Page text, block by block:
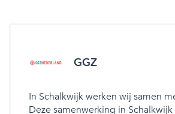
GGZ
In Schalkwijk werken wij samen
Deze samenwerking in